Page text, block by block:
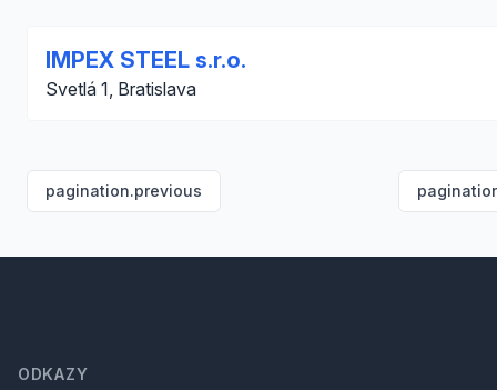
IMPEX STEEL s.r.o.
Svetlá 1, Bratislava
pagination.previous
ODKAZY